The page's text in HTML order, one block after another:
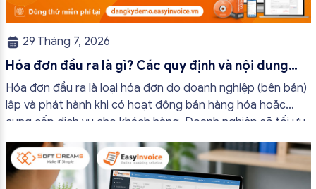
29 Tháng 7, 2026
Hóa đơn đầu ra là gì? Các quy định và nội dung
bắt buộc mới nhất
Hóa đơn đầu ra là loại hóa đơn do doanh nghiệp (bên bán)
lập và phát hành khi có hoạt động bán hàng hóa hoặc
cung cấp dịch vụ cho khách hàng. Doanh nghiệp sẽ tối ưu
quy trình vận hành và tránh được những án phạt hành
chính không đáng có nếu nắm rõ […]